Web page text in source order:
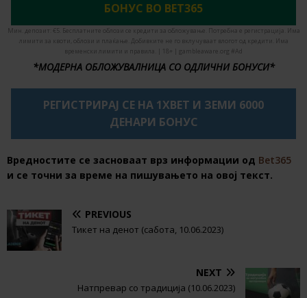
БОНУС ВО BET365
Мин. депозит: €5. Бесплатните облози се кредити за обложување. Потребна е регистрација. Има
лимити за квоти, облози и плаќање. Добивките не го вклучуваат влогот од кредити. Има
временски лимити и правила. | 18+ | gambleaware.org #Ad
*МОДЕРНА ОБЛОЖУВАЛНИЦА СО ОДЛИЧНИ БОНУСИ*
РЕГИСТРИРАЈ СЕ НА 1XBET И ЗЕМИ 6000
ДЕНАРИ БОНУС
Вредностите се засноваат врз информации од Bet365
и се точни за време на пишувањето на овој текст.
PREVIOUS
Тикет на денот (сабота, 10.06.2023)
NEXT
Натпревар со традиција (10.06.2023)